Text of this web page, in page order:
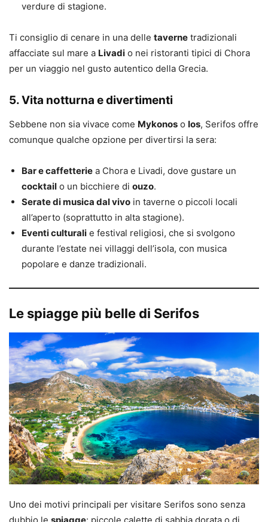
verdure di stagione.
Ti consiglio di cenare in una delle taverne tradizionali
affacciate sul mare a Livadi o nei ristoranti tipici di Chora
per un viaggio nel gusto autentico della Grecia.
5. Vita notturna e divertimenti
Sebbene non sia vivace come Mykonos o Ios, Serifos offre
comunque qualche opzione per divertirsi la sera:
Bar e caffetterie a Chora e Livadi, dove gustare un
cocktail o un bicchiere di ouzo.
Serate di musica dal vivo in taverne o piccoli locali
all’aperto (soprattutto in alta stagione).
Eventi culturali e festival religiosi, che si svolgono
durante l’estate nei villaggi dell’isola, con musica
popolare e danze tradizionali.
Le spiagge più belle di Serifos
Uno dei motivi principali per visitare Serifos sono senza